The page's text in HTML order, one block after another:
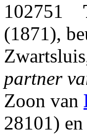
102751
(1871),
partner
Zoon van
28101) en